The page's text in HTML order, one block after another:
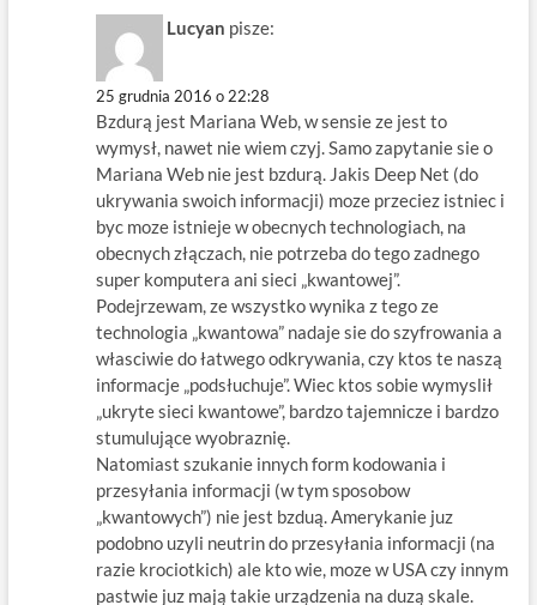
Lucyan pisze:
25 grudnia 2016 o 22:28
Bzdurą jest Mariana Web, w sensie ze jest to
wymysł, nawet nie wiem czyj. Samo zapytanie sie o
Mariana Web nie jest bzdurą. Jakis Deep Net (do
ukrywania swoich informacji) moze przeciez istniec i
byc moze istnieje w obecnych technologiach, na
obecnych złączach, nie potrzeba do tego zadnego
super komputera ani sieci „kwantowej”.
Podejrzewam, ze wszystko wynika z tego ze
technologia „kwantowa” nadaje sie do szyfrowania a
własciwie do łatwego odkrywania, czy ktos te naszą
informacje „podsłuchuje”. Wiec ktos sobie wymyslił
„ukryte sieci kwantowe”, bardzo tajemnicze i bardzo
stumulujące wyobraznię.
Natomiast szukanie innych form kodowania i
przesyłania informacji (w tym sposobow
„kwantowych”) nie jest bzduą. Amerykanie juz
podobno uzyli neutrin do przesyłania informacji (na
razie krociotkich) ale kto wie, moze w USA czy innym
pastwie juz mają takie urządzenia na duzą skale.